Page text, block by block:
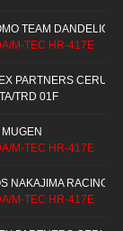
TEAM DANDELION
M-TEC HR-417E
PARTNERS
TRD 01F
M-TEC HR-417E
NAKAJIMA RACING
M-TEC HR-417E